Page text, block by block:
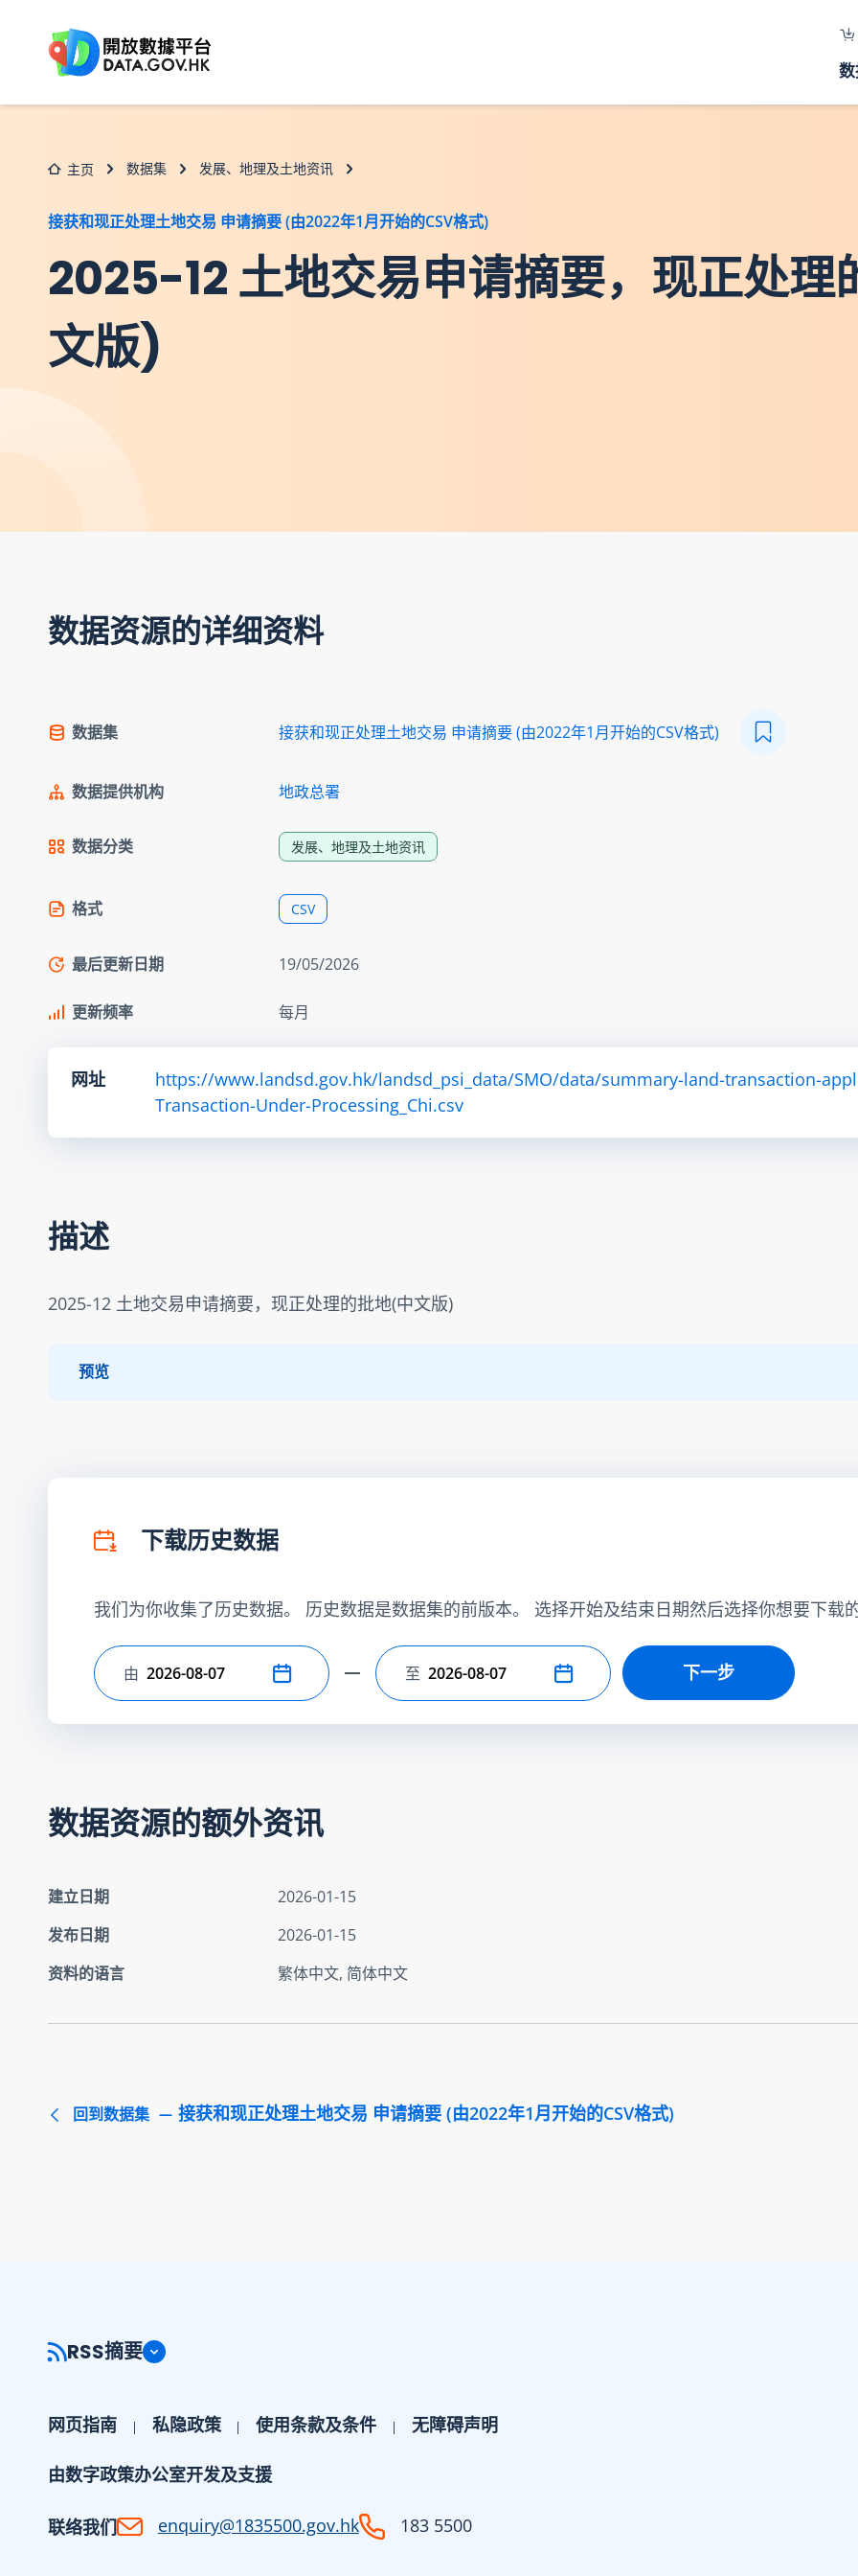
主页 数据集 发展、地理及土地资讯
接获和现正处理土地交易 申请摘要 (由2022年1月开始的CSV格式)
2025-12 土地交易申请摘要，现正处理
文版)
数据资源的详细资料
数据集 接获和现正处理土地交易 申请摘要 (由2022年1月开始的CSV格式)
数据提供机构 地政总署
数据分类 发展、地理及土地资讯
格式 CSV
最后更新日期 19/05/2026
更新频率 每月
网址
https://www.landsd.gov.hk/landsd_psi_data/SMO/data/summary-land-transaction-
Transaction-Under-Processing_Chi.csv
描述
2025-12 土地交易申请摘要，现正处理的批地(中文版)
预览
下载历史数据
我们为你收集了历史数据。 历史数据是数据集的前版本。 选择开始及结束日期然后选择你想要下载
选择开始日期
由 选择结束日期
至 下一步
数据资源的额外资讯
建立日期
2026-01-15
发布日期
2026-01-15
资料的语言
繁体中文, 简体中文
回到数据集 接获和现正处理土地交易 申请摘要 (由2022年1月开始的CSV格式)
RSS摘要
网页指南 私隐政策 使用条款及条件 无障碍声明
由数字政策办公室开发及支援
联络我们 enquiry@1835500.gov.hk 183 5500